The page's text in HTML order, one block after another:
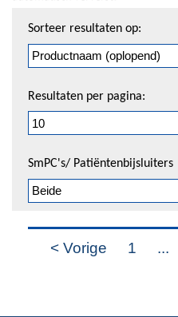
pagineren
Sorteer resultaten op:
Resultaten per pagina:
SmPC's/ Patiëntenbijsluiters
< Vorige 1 ...